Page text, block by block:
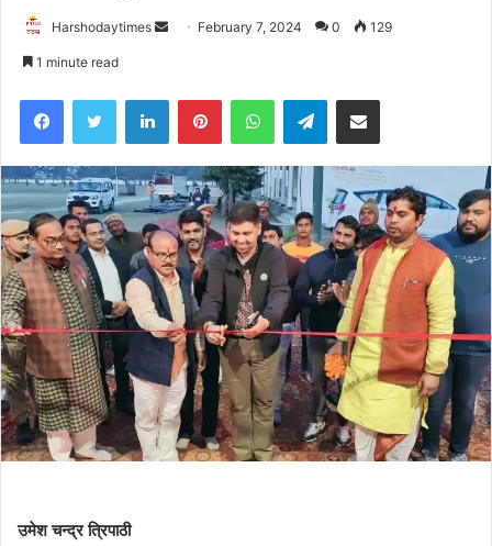
Harshodaytimes
Send February 7, 2024 0 129
1 minute read
FacebookTwitter LinkedInPinterestWhatsAppTelegramShare via Email
उमेश चन्द्र त्रिपाठी